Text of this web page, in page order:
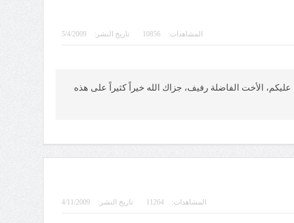
تاريخ النشر: 5/4/2009 المشاهدات: 10856
في التعامل مع الوسواس القهري مشاركة 5 سؤال لأطمئن السلام عليكم، الأخت الفاضلة رفيف، جزاك الله خيراً كثيراً على هذه
تاريخ النشر: 4/11/2009 المشاهدات: 11264